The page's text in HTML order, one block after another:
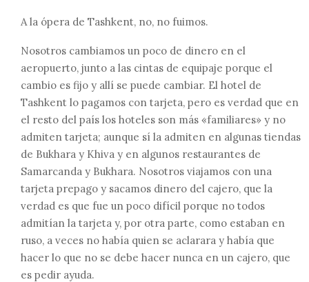
A la ópera de Tashkent, no, no fuimos.
Nosotros cambiamos un poco de dinero en el
aeropuerto, junto a las cintas de equipaje porque el
cambio es fijo y allí se puede cambiar. El hotel de
Tashkent lo pagamos con tarjeta, pero es verdad que en
el resto del país los hoteles son más «familiares» y no
admiten tarjeta; aunque sí la admiten en algunas tiendas
de Bukhara y Khiva y en algunos restaurantes de
Samarcanda y Bukhara. Nosotros viajamos con una
tarjeta prepago y sacamos dinero del cajero, que la
verdad es que fue un poco difícil porque no todos
admitían la tarjeta y, por otra parte, como estaban en
ruso, a veces no había quien se aclarara y había que
hacer lo que no se debe hacer nunca en un cajero, que
es pedir ayuda.